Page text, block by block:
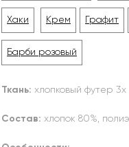
Хаки Крем Графит
Барби розовый
Ткань: хлопковый футер
Состав: хлопок 80%,